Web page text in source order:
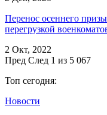
Перенос осеннего
перегрузкой
2 Окт, 2022
Пред След 1 из 5 067
Топ сегодня:
Новости